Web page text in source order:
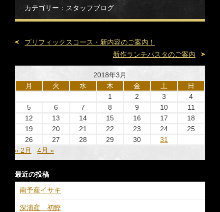
カテゴリー： スタッフブログ
プリフィックスコース・新内容のご案内！
新作ランチパスタのご案内
2018年3月
月
火 水 木 金 土
日
1
2 3
4
5
6 7 8 9 10
11
12
13 14 15 16 17
18
19
20 21 22 23 24
25
26
27 28 29 30
31
« 2月
4月 »
最近の投稿
南予産イサキ
深浦産 初鰹